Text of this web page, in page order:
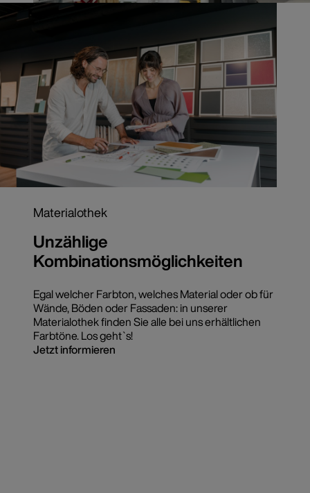
Materialothek
Unzählige
Kombinationsmöglichkeiten
Egal welcher Farbton, welches Material oder ob für
Wände, Böden oder Fassaden: in unserer
Materialothek finden Sie alle bei uns erhältlichen
Farbtöne. Los geht`s!
Jetzt informieren